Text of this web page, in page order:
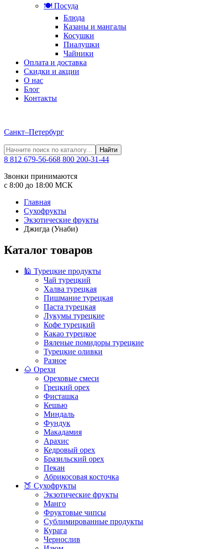
🍽️ Посуда
Блюда
Казаны и мангалы
Косушки
Пиалушки
Чайники
Оплата и доставка
Скидки и акции
О нас
Блог
Контакты
Санкт–Петербург
Найти
8 812 679-56-668 800 200-31-44
Звонки принимаются
с 8:00 до 18:00 МСК
Главная
Сухофрукты
Экзотические фрукты
Джигда (Унаби)
Каталог товаров
🕌 Турецкие продукты
Чай турецкий
Халва турецкая
Пишмание турецкая
Паста турецкая
Лукумы турецкие
Кофе турецкий
Какао турецкое
Вяленые помидоры турецкие
Турецкие оливки
Разное
🌰 Орехи
Ореховые смеси
Грецкий орех
Фисташка
Кешью
Миндаль
Фундук
Макадамия
Арахис
Кедровый орех
Бразильский орех
Пекан
Абрикосовая косточка
🍑 Сухофрукты
Экзотические фрукты
Манго
Фруктовые чипсы
Сублимированные продукты
Курага
Чернослив